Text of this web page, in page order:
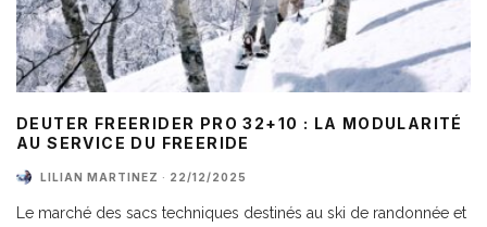
DEUTER FREERIDER PRO 32+10 : LA MODULARITÉ
AU SERVICE DU FREERIDE
LILIAN MARTINEZ · 22/12/2025
Le marché des sacs techniques destinés au ski de randonnée et